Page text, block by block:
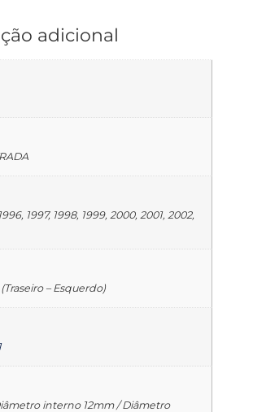
adicional
1997, 1998, 1999, 2000, 2001, 2002,
– Esquerdo)
interno 12mm / Diâmetro